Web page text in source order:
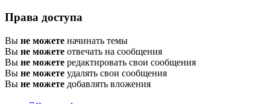
Права доступа
Вы не можете начинать темы
Вы не можете отвечать на сообщения
Вы не можете редактировать свои сообщения
Вы не можете удалять свои сообщения
Вы не можете добавлять вложения